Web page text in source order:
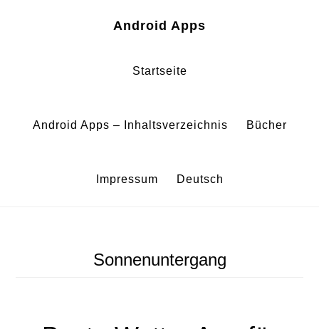
Android Apps
Startseite
Android Apps – Inhaltsverzeichnis Bücher
Impressum Deutsch
Sonnenuntergang